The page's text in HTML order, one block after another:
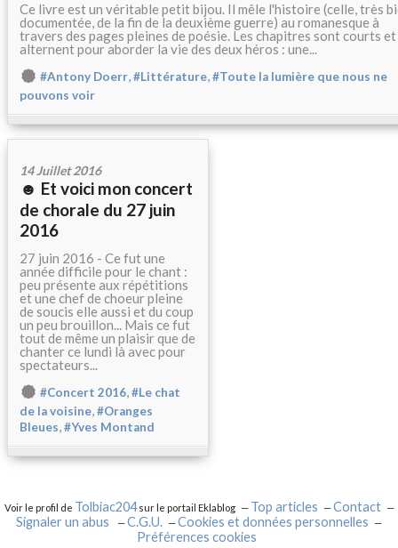
Ce livre est un véritable petit bijou. Il mêle l'histoire (celle, très
documentée, de la fin de la deuxième guerre) au romanesque à
travers des pages pleines de poésie. Les chapitres sont courts et
alternent pour aborder la vie des deux héros : une...
#Antony Doerr,#Littérature,#Toute la lumière que nous ne
pouvons voir
14 Juillet 2016
☻ Et voici mon concert
de chorale du 27 juin
2016
27 juin 2016 - Ce fut une
année difficile pour le chant :
peu présente aux répétitions
et une chef de choeur pleine
de soucis elle aussi et du coup
un peu brouillon... Mais ce fut
tout de même un plaisir que de
chanter ce lundi là avec pour
spectateurs...
#Concert 2016,#Le chat
de la voisine,#Oranges
Bleues,#Yves Montand
Voir le profil de Tolbiac204sur le portail Eklablog Top articles
Contact
Signaler un abus
C.G.U.
Cookies et données personnelles
Préférences cookies